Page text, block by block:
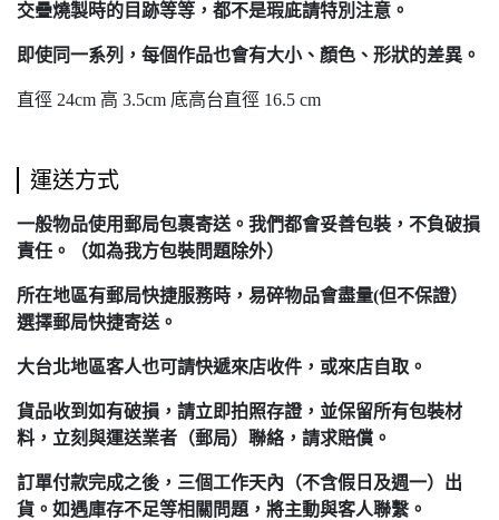
交疊燒製時的目跡等等，都不是瑕庛請特別注意。
即使同一系列，每個作品也會有大小、顏色、形狀的差異。
直徑 24cm 高 3.5cm 底高台直徑 16.5 cm
運送方式
一般物品使用郵局包裹寄送。我們都會妥善包裝，不負破損
責任。（如為我方包裝問題除外）
所在地區有郵局快捷服務時，易碎物品會盡量(但不保證）
選擇郵局快捷寄送。
大台北地區客人也可請快遞來店收件，或來店自取。
貨品收到如有破損，請立即拍照存證，並保留所有包裝材
料，立刻與運送業者（郵局）聯絡，請求賠償。
訂單付款完成之後，三個工作天內（不含假日及週一）出
貨。如遇庫存不足等相關問題，將主動與客人聯繫。